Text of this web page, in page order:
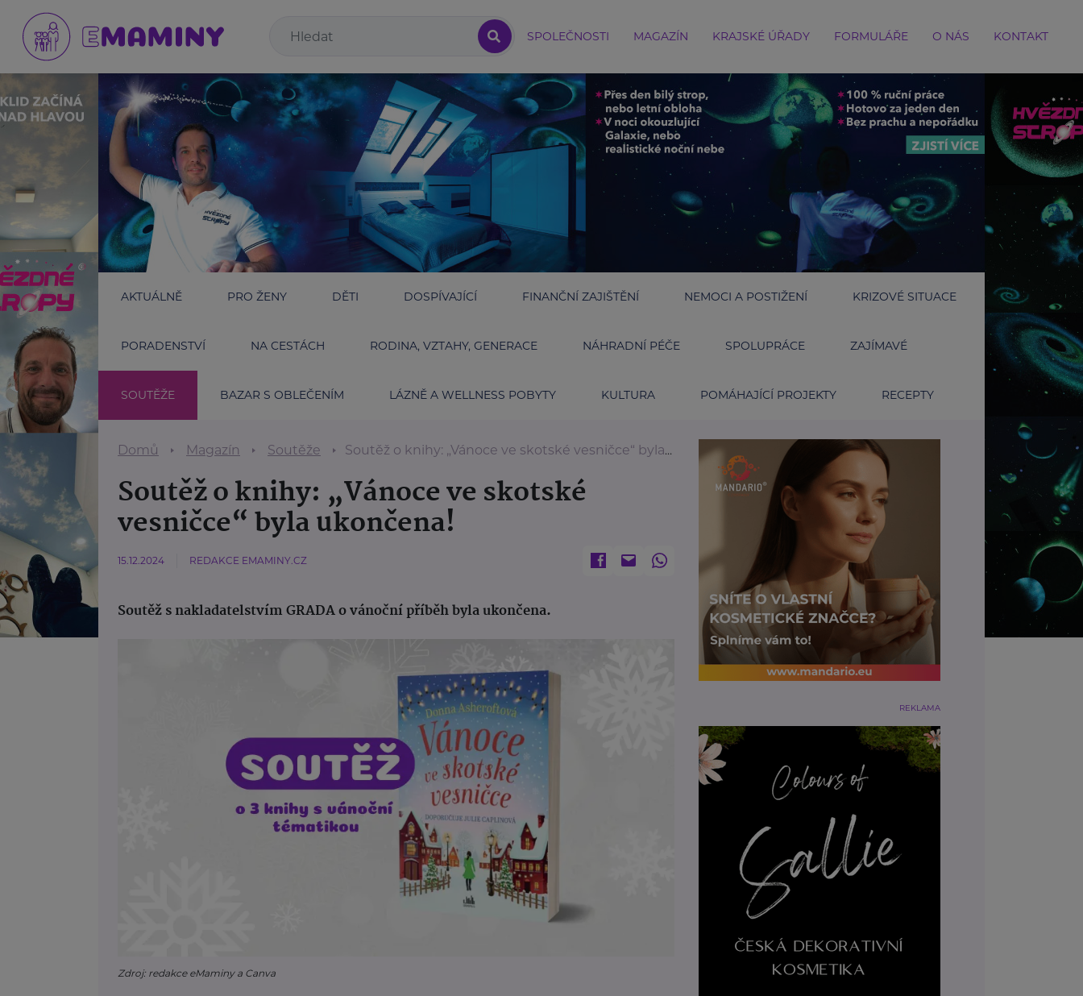
SPOLEČNOSTI MAGAZÍN KRAJSKÉ ÚŘADY FORMULÁŘE O NÁS KONTAKT
AKTUÁLNĚ PRO ŽENY DĚTI DOSPÍVAJÍCÍ FINANČNÍ ZAJIŠTĚNÍ NEMOCI A POSTIŽENÍ KRIZOVÉ SITUACE
PORADENSTVÍ NA CESTÁCH RODINA, VZTAHY, GENERACE NÁHRADNÍ PÉČE SPOLUPRÁCE ZAJÍMAVÉ
SOUTĚŽE BAZAR S OBLEČENÍM LÁZNĚ A WELLNESS POBYTY KULTURA POMÁHAJÍCÍ PROJEKTY RECEPTY
Domů Magazín Soutěže Soutěž o knihy: „Vánoce ve skotské vesničce“ byla ukončena!
Soutěž o knihy: „Vánoce ve skotské
vesničce“ byla ukončena!
15.12.2024 REDAKCE EMAMINY.CZ
Soutěž s nakladatelstvím GRADA o vánoční příběh byla ukončena.
Zdroj: redakce eMaminy a Canva
REKLAMA